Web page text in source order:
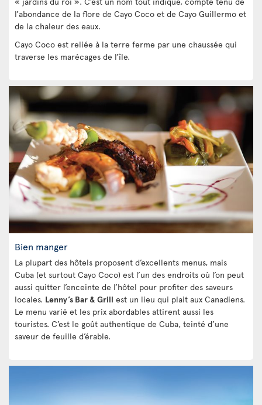
l’abondance de la flore de Cayo Coco et de Cayo Guillermo et
de la chaleur des eaux.
Cayo Coco est reliée à la terre ferme par une chaussée qui
traverse les marécages de l’île.
Bien manger
La plupart des hôtels proposent d’excellents menus, mais
Cuba (et surtout Cayo Coco) est l’un des endroits où l’on peut
aussi quitter l’enceinte de l’hôtel pour profiter des saveurs
locales. Lenny’s Bar & Grill est un lieu qui plait aux Canadiens.
Le menu varié et les prix abordables attirent aussi les
touristes. C’est le goût authentique de Cuba, teinté d’une
saveur de feuille d’érable.